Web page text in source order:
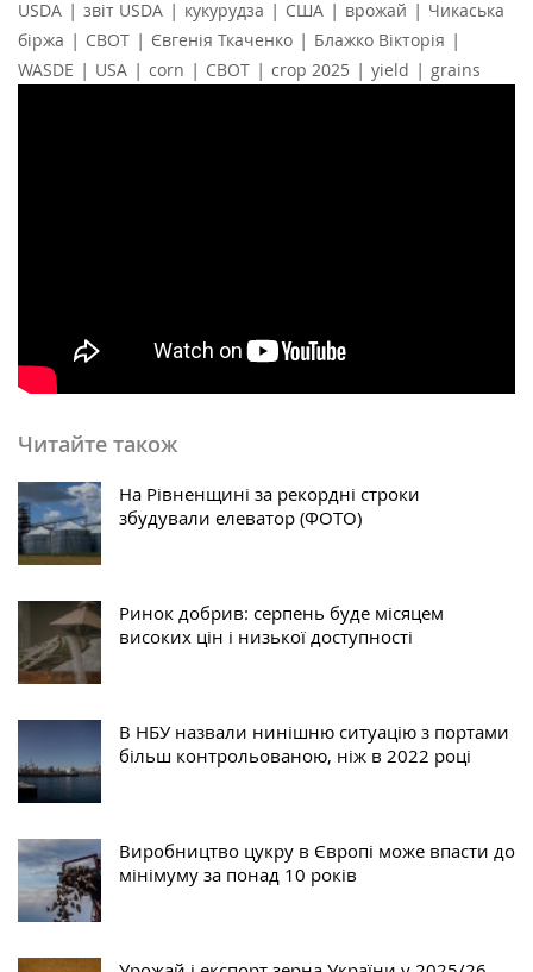
USDA | звіт USDA | кукурудза | США | врожай | Чикаська
біржа | СВОТ | Євгенія Ткаченко | Блажко Вікторія |
WASDE | USA | corn | CBOT | crop 2025 | yield | grains
Читайте також
На Рівненщині за рекордні строки
збудували елеватор (ФОТО)
Ринок добрив: серпень буде місяцем
високих цін і низької доступності
В НБУ назвали нинішню ситуацію з портами
більш контрольованою, ніж в 2022 році
Виробництво цукру в Європі може впасти до
мінімуму за понад 10 років